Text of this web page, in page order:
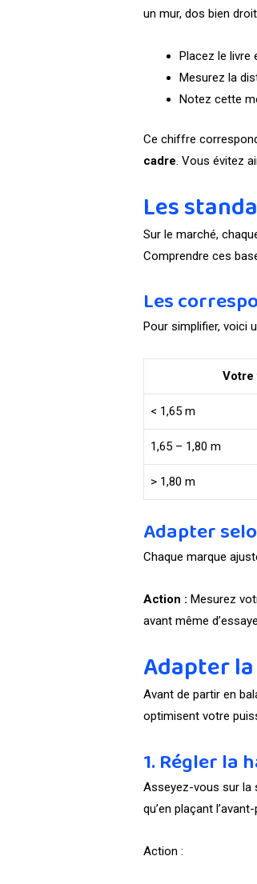
un mur, dos bien
Placez le livre
Mesurez la
Notez cette
Ce chiffre
cadre . Vous évitez
Les
Sur le marché,
Comprendre ces
Les
Pour simplifier, voici
Votre
< 1,65 m
1,65 – 1,80 m
> 1,80 m
Adapter
Chaque marque
Action : Mesurez
avant même
Adapter
Avant de partir en
optimisent votre
1. Régler la
Asseyez-vous sur la
qu’en plaçant
Action :